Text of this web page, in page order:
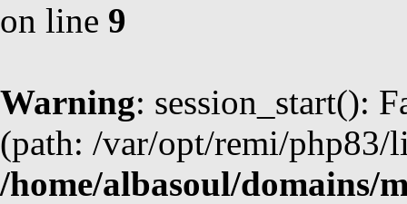
on line 9
Warning: session_start():
(path: /var/opt/remi/php83/
/home/albasoul/domains/